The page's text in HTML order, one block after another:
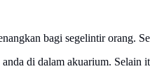
bagi segelintir orang.
di dalam akuarium.